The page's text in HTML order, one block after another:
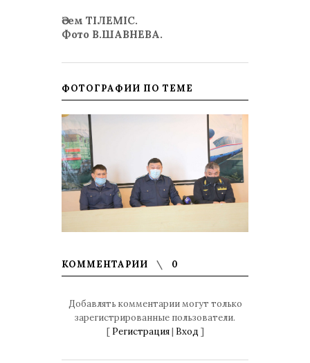
Әсем ТІЛЕМІС.
Фото В.ШАВНЕВА.
ФОТОГРАФИИ ПО ТЕМЕ
КОММЕНТАРИИ 0
Добавлять комментарии могут только
зарегистрированные пользователи.
[ Регистрация| Вход ]